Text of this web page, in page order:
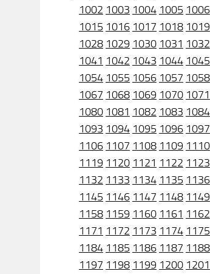
1002 1003 1004 1005 1006
1015 1016 1017 1018 1019
1028 1029 1030 1031 1032
1041 1042 1043 1044 1045
1054 1055 1056 1057 1058
1067 1068 1069 1070 1071
1080 1081 1082 1083 1084
1093 1094 1095 1096 1097
1106 1107 1108 1109 1110
1119 1120 1121 1122 1123
1132 1133 1134 1135 1136
1145 1146 1147 1148 1149
1158 1159 1160 1161 1162
1171 1172 1173 1174 1175
1184 1185 1186 1187 1188
1197 1198 1199 1200 1201